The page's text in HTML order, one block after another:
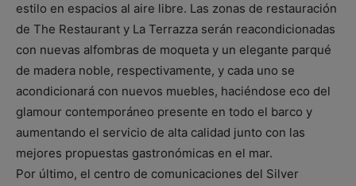
estilo en espacios al aire libre. Las zonas de restauración
de The Restaurant y La Terrazza serán reacondicionadas
con nuevas alfombras de moqueta y un elegante parqué
de madera noble, respectivamente, y cada uno se
acondicionará con nuevos muebles, haciéndose eco del
glamour contemporáneo presente en todo el barco y
aumentando el servicio de alta calidad junto con las
mejores propuestas gastronómicas en el mar.
Por último, el centro de comunicaciones del Silver